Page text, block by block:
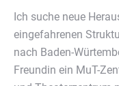
Ich suche neue
eingefahrenen
nach Baden-
Freundin ein MuT-